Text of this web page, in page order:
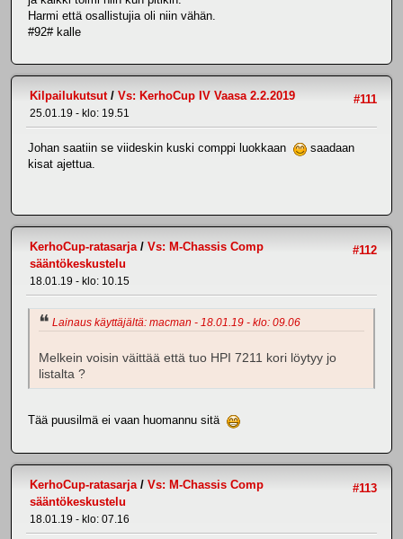
Harmi että osallistujia oli niin vähän.
#92# kalle
#111
Kilpailukutsut/ Vs: KerhoCup IV Vaasa 2.2.2019
25.01.19 - klo: 19.51
Johan saatiin se viideskin kuski comppi luokkaan
saadaan
kisat ajettua.
#112
KerhoCup-ratasarja/ Vs: M-Chassis Comp
sääntökeskustelu
18.01.19 - klo: 10.15
Lainaus käyttäjältä: macman - 18.01.19 - klo: 09.06
Melkein voisin väittää että tuo HPI 7211 kori löytyy jo
listalta ?
Tää puusilmä ei vaan huomannu sitä
#113
KerhoCup-ratasarja / Vs: M-Chassis Comp
sääntökeskustelu
18.01.19 - klo: 07.16